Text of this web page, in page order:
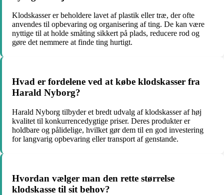
Klodskasser er beholdere lavet af plastik eller træ, der ofte
anvendes til opbevaring og organisering af ting. De kan være
nyttige til at holde småting sikkert på plads, reducere rod og
gøre det nemmere at finde ting hurtigt.
Hvad er fordelene ved at købe klodskasser fra
Harald Nyborg?
Harald Nyborg tilbyder et bredt udvalg af klodskasser af høj
kvalitet til konkurrencedygtige priser. Deres produkter er
holdbare og pålidelige, hvilket gør dem til en god investering
for langvarig opbevaring eller transport af genstande.
Hvordan vælger man den rette størrelse
klodskasse til sit behov?